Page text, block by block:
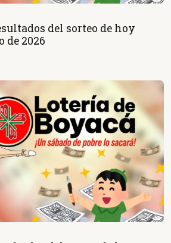
del sorteo de hoy
de 2026